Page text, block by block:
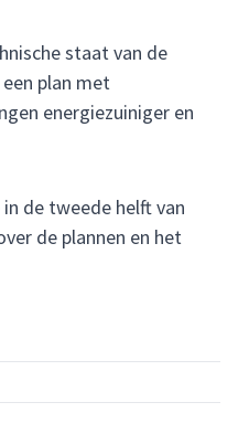
staat van de
plan met
energiezuiniger en
de tweede helft van
de plannen en het